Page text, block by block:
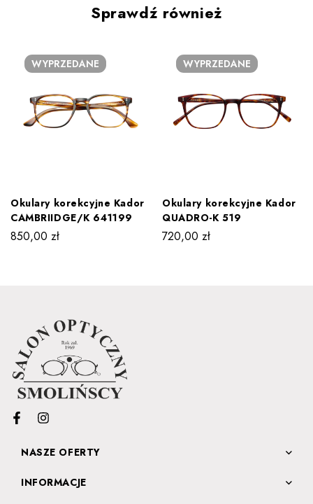
Sprawdź również
WYPRZEDANE
Okulary korekcyjne Kador
CAMBRIIDGE/K 641199
850,00 zł
WYPRZEDANE
Okulary korekcyjne Kador
QUADRO-K 519
720,00 zł
NASZE OFERTY
INFORMACJE